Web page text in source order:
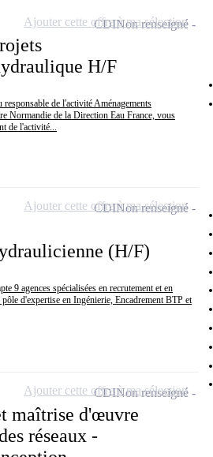
H/F
de l'activité Aménagements
Normandie de la Direction Eau France, vous
de l'activité...
CDINon renseigné
Ajouter cette offre à ma sélection
(H/F)
9 agences spécialisées en recrutement et en
d'expertise en Ingénierie, Encadrement BTP et
CDINon renseigné
Ajouter cette offre à ma sélection
maîtrise d'œuvre
réseaux -
CDINon renseigné
Ajouter cette offre à ma sélection